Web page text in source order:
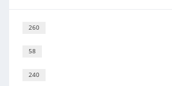
260
58
240